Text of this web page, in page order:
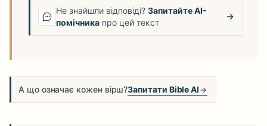
Не знайшли відповіді? Запитайте AI-
помічника про цей текст
А що означає кожен вірш?Запитати Bible AI